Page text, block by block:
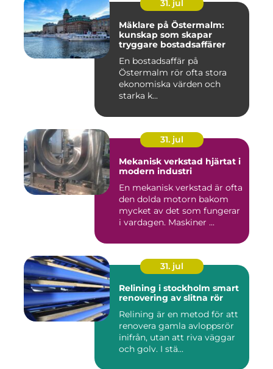
31. jul
Mäklare på Östermalm:
kunskap som skapar
tryggare bostadsaffärer
En bostadsaffär på
Östermalm rör ofta stora
ekonomiska värden och
starka k...
31. jul
Mekanisk verkstad hjärtat i
modern industri
En mekanisk verkstad är ofta
den dolda motorn bakom
mycket av det som fungerar
i vardagen. Maskiner ...
31. jul
Relining i stockholm smart
renovering av slitna rör
Relining är en metod för att
renovera gamla avloppsrör
inifrån, utan att riva väggar
och golv. I stä...